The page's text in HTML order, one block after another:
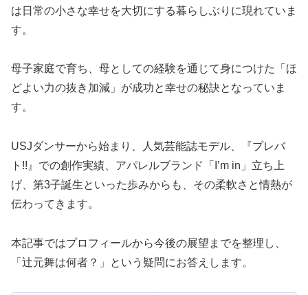
は日常の小さな幸せを大切にする暮らしぶりに現れていま
す。
母子家庭で育ち、母としての経験を通じて身につけた「ほ
どよい力の抜き加減」が成功と幸せの秘訣となっていま
す。
USJダンサーから始まり、人気芸能誌モデル、『プレバ
ト!!』での創作実績、アパレルブランド「I’m in」立ち上
げ、第3子誕生といった歩みからも、その柔軟さと情熱が
伝わってきます。
本記事ではプロフィールから今後の展望までを整理し、
「辻元舞は何者？」という疑問にお答えします。